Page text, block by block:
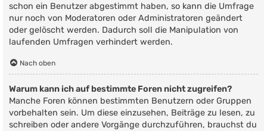
schon ein Benutzer abgestimmt haben, so kann die Umfrage
nur noch von Moderatoren oder Administratoren geändert
oder gelöscht werden. Dadurch soll die Manipulation von
laufenden Umfragen verhindert werden.
Nach oben
Warum kann ich auf bestimmte Foren nicht zugreifen?
Manche Foren können bestimmten Benutzern oder Gruppen
vorbehalten sein. Um diese einzusehen, Beiträge zu lesen, zu
schreiben oder andere Vorgänge durchzuführen, brauchst du